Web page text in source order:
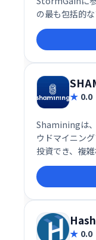
の最も包括的
0.0
Shaminingは
ウドマイニン
投資でき、複
通貨マイニン
で利益を最大
ょう。
0.0